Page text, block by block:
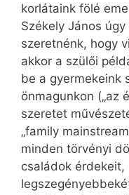
korlátaink fölé
Székely János
szeretnénk, hogy
akkor a szülői
be a gyermekeink
önmagunkon („az
szeretet
„family
minden törvényi
családok érdekeit,